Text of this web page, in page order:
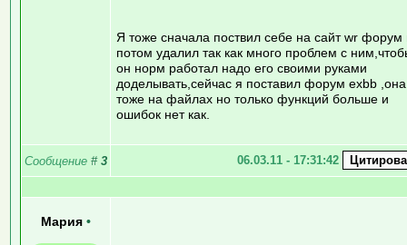
Я тоже сначала поствил себе на сайт wr форум
потом удалил так как много проблем с
он норм работал надо его своими руками
доделывать,сейчас я поставил форум exbb ,она
тоже на файлах но только функций больше и
ошибок нет как.
Сообщение # 3 06.03.11 - 17:31:42
Мария •